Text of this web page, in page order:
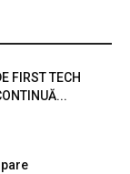
FIRST TECH